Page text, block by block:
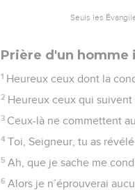
Seuls les
Prière d'un homme
1 Heureux ceux dont la
2 Heureux ceux qui
3 Ceux-là ne commettent
4 Toi, Seigneur, tu as
5 Ah, que je sache me
6 Alors je n’éprouverai